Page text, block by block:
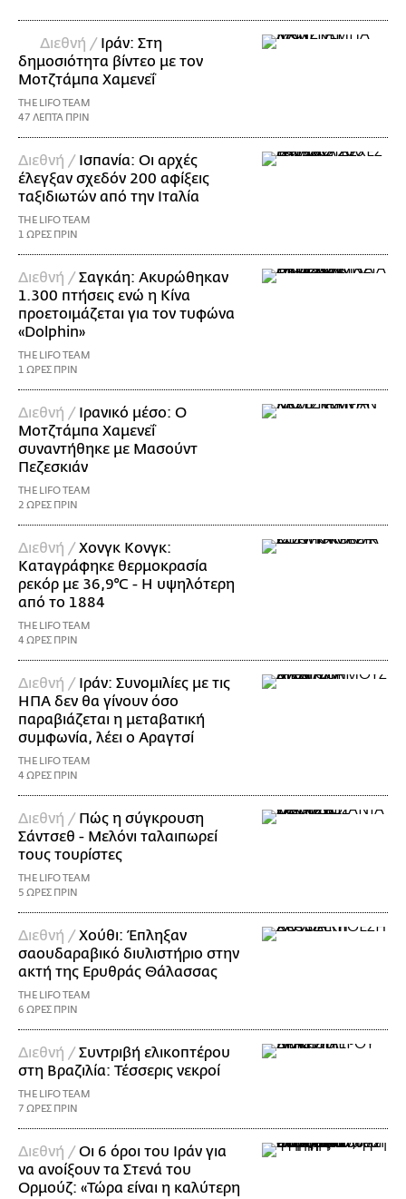
Διεθνή / Ιράν: Στη
δημοσιότητα βίντεο με τον
Μοτζτάμπα Χαμενεΐ
THE LIFO TEAM
47 ΛΕΠΤΑ ΠΡΙΝ
Διεθνή / Ισπανία: Οι αρχές
έλεγξαν σχεδόν 200 αφίξεις
ταξιδιωτών από την Ιταλία
THE LIFO TEAM
1 ΩΡΕΣ ΠΡΙΝ
Διεθνή /Σαγκάη: Ακυρώθηκαν
1.300 πτήσεις ενώ η Κίνα
προετοιμάζεται για τον τυφώνα
«Dolphin»
THE LIFO TEAM
1 ΩΡΕΣ ΠΡΙΝ
Διεθνή / Ιρανικό μέσο: Ο
Μοτζτάμπα Χαμενεΐ
συναντήθηκε με Μασούντ
Πεζεσκιάν
THE LIFO TEAM
2 ΩΡΕΣ ΠΡΙΝ
Διεθνή /Χονγκ Κονγκ:
Καταγράφηκε θερμοκρασία
ρεκόρ με 36,9°C - Η υψηλότερη
από το 1884
THE LIFO TEAM
4 ΩΡΕΣ ΠΡΙΝ
Διεθνή / Ιράν: Συνομιλίες με τις
ΗΠΑ δεν θα γίνουν όσο
παραβιάζεται η μεταβατική
συμφωνία, λέει ο Αραγτσί
THE LIFO TEAM
4 ΩΡΕΣ ΠΡΙΝ
Διεθνή / Πώς η σύγκρουση
Σάντσεθ - Μελόνι ταλαιπωρεί
τους τουρίστες
THE LIFO TEAM
5 ΩΡΕΣ ΠΡΙΝ
Διεθνή /Χούθι: Έπληξαν
σαουδαραβικό διυλιστήριο στην
ακτή της Ερυθράς Θάλασσας
THE LIFO TEAM
6 ΩΡΕΣ ΠΡΙΝ
Διεθνή /Συντριβή ελικοπτέρου
στη Βραζιλία: Τέσσερις νεκροί
THE LIFO TEAM
7 ΩΡΕΣ ΠΡΙΝ
Διεθνή /Οι 6 όροι του Ιράν για
να ανοίξουν τα Στενά του
Ορμούζ: «Τώρα είναι η καλύτερη